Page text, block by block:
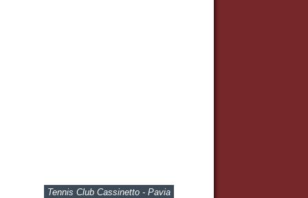
Tennis Club Cassinetto - Pavia